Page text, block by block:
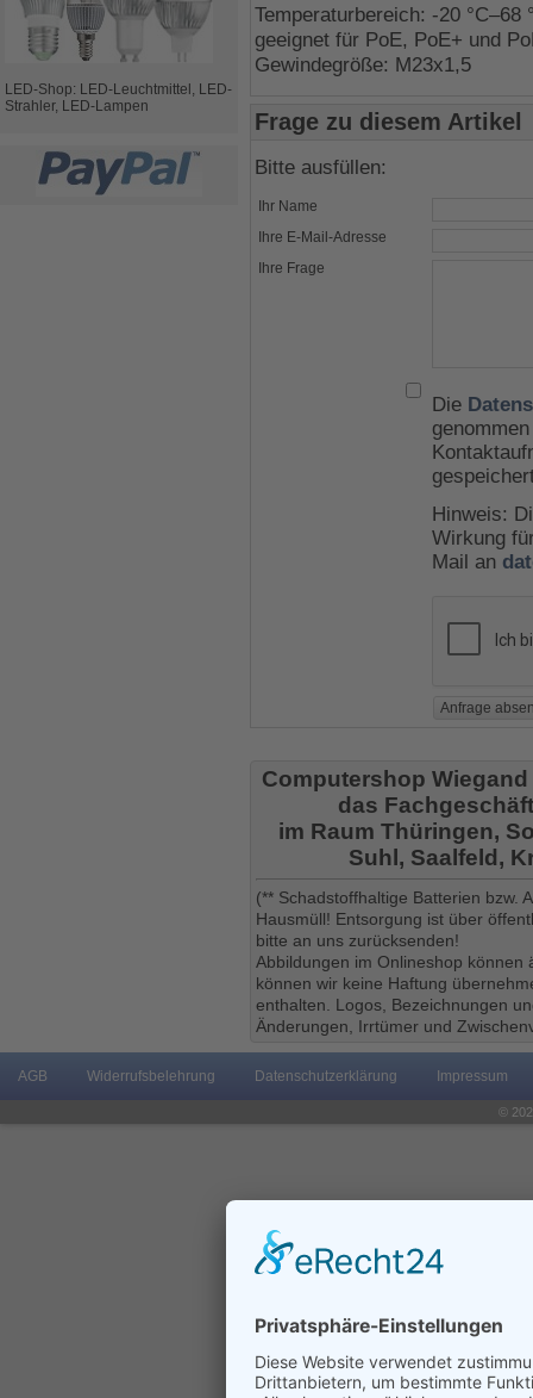
LED-Shop: LED-Leuchtmittel, LED-
Strahler, LED-Lampen
Temperaturbereich: -20 °C–68
geeignet für PoE, PoE+ und
Gewindegröße: M23x1,5
Frage zu diesem Artikel
Bitte ausfüllen:
Ihr Name
Ihre E-Mail-Adresse
Ihre Frage
Die
Hinweis:
Wirkung
Mail an
Computershop
das
im Raum Thüringen,
Suhl, Saalfeld,
(** Schadstoffhaltige Batterien bzw.
Hausmüll! Entsorgung ist über
bitte an uns zurücksenden!
Abbildungen im Onlineshop
können wir keine Haftung
enthalten. Logos, Bezeichnungen
Änderungen, Irrtümer und
AGB Widerrufsbelehrung Datenschutzerklärung Impressum
©